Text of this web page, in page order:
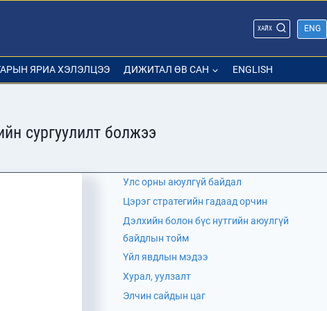
ХАЙХ ENG
ЯРИА ХЭЛЭЛЦЭЭ ДИЖИТАЛ ӨВ САН ENGLISH
сургуулилт болжээ
Улс орны аюулгүй байдал
Цэрэг стратегийн гадаад орчин
Дэлхийн болон бүс нутгийн аюулгүй
байдлын тойм
Үйл явдлын мэдээ
Хурал, уулзалт
Элчин сайдын цаг